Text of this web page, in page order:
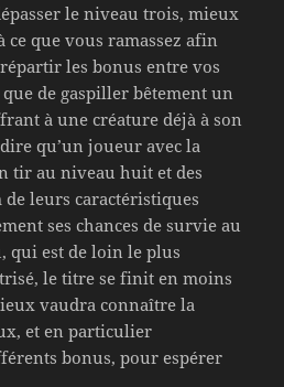
le niveau trois, mieux
que vous ramassez afin
les bonus entre vos
de gaspiller bêtement un
à une créature déjà à son
qu’un joueur avec la
tir au niveau huit et des
leurs caractéristiques
ses chances de survie au
qui est de loin le plus
le titre se finit en moins
vaudra connaître la
et en particulier
bonus, pour espérer